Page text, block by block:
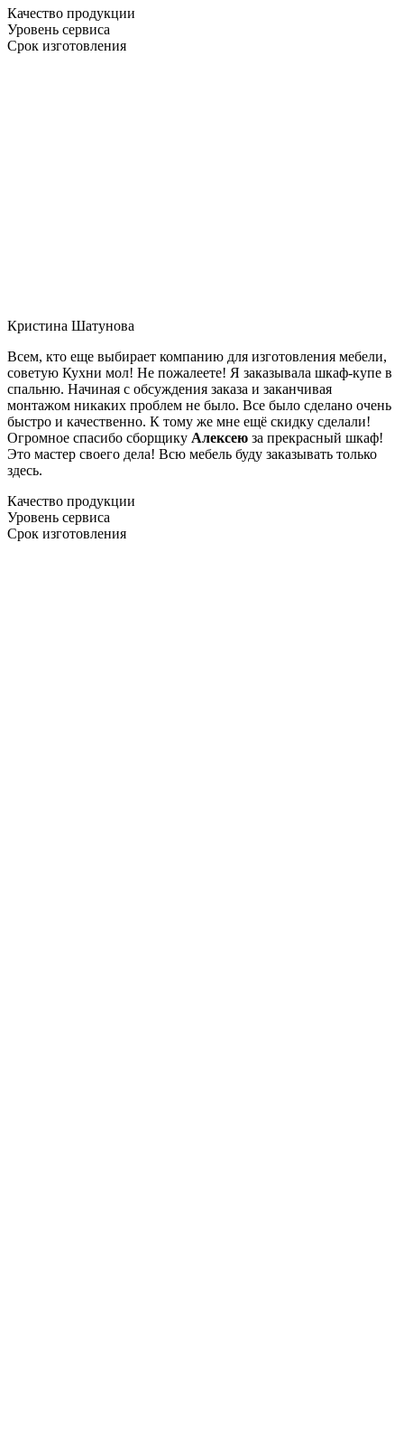
Качество продукции
Уровень сервиса
Срок изготовления
Кристина Шатунова
Всем, кто еще выбирает компанию для изготовления мебели,
советую Кухни мол! Не пожалеете! Я заказывала шкаф-купе в
спальню. Начиная с обсуждения заказа и заканчивая
монтажом никаких проблем не было. Все было сделано очень
быстро и качественно. К тому же мне ещё скидку сделали!
Огромное спасибо сборщику Алексею за прекрасный шкаф!
Это мастер своего дела! Всю мебель буду заказывать только
здесь.
Качество продукции
Уровень сервиса
Срок изготовления